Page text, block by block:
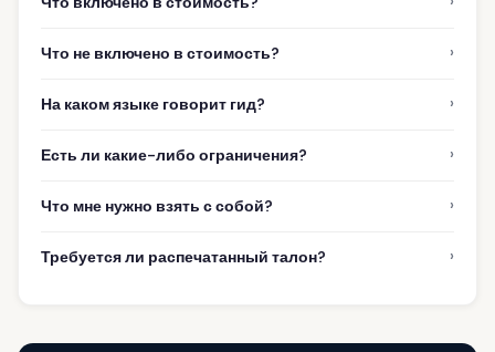
Что не включено в стоимость? ›
На каком языке говорит гид? ›
Есть ли какие-либо ограничения? ›
Что мне нужно взять с собой? ›
Требуется ли распечатанный талон? ›